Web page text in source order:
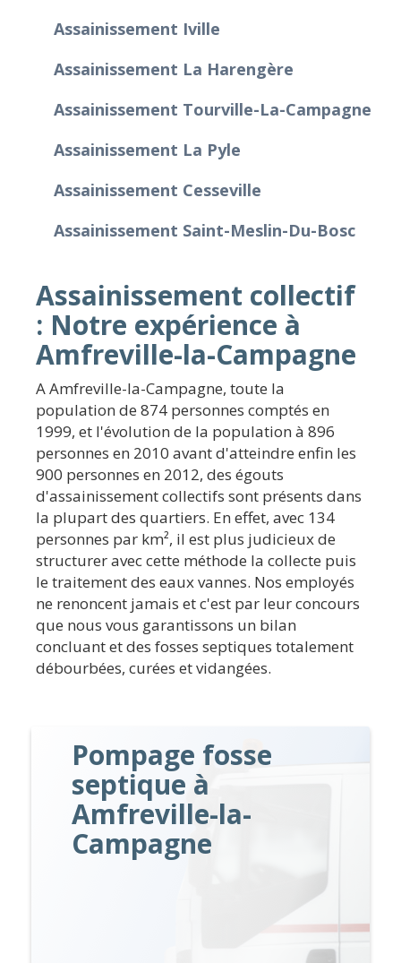
Assainissement Iville
Assainissement La Harengère
Assainissement Tourville-La-Campagne
Assainissement La Pyle
Assainissement Cesseville
Assainissement Saint-Meslin-Du-Bosc
Assainissement collectif
: Notre expérience à
Amfreville-la-Campagne
A Amfreville-la-Campagne, toute la
population de 874 personnes comptés en
1999, et l'évolution de la population à 896
personnes en 2010 avant d'atteindre enfin les
900 personnes en 2012, des égouts
d'assainissement collectifs sont présents dans
la plupart des quartiers. En effet, avec 134
personnes par km², il est plus judicieux de
structurer avec cette méthode la collecte puis
le traitement des eaux vannes. Nos employés
ne renoncent jamais et c'est par leur concours
que nous vous garantissons un bilan
concluant et des fosses septiques totalement
débourbées, curées et vidangées.
Pompage fosse
septique à
Amfreville-la-
Campagne